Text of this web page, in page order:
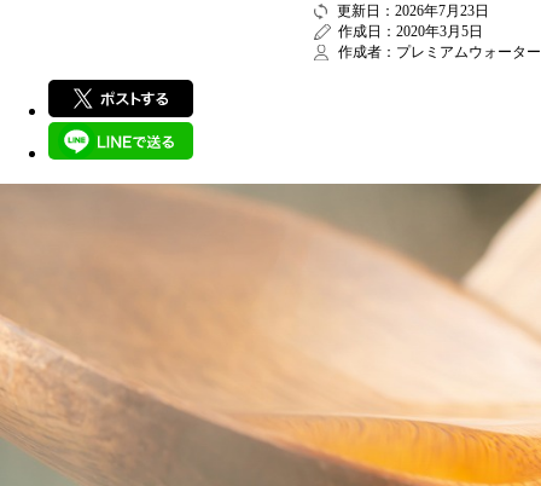
更新日：2026年7月23日
作成日：2020年3月5日
作成者：プレミアムウォーター